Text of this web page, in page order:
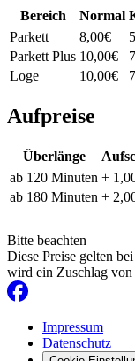
Bereich Normal
Parkett
8,00€
Parkett Plus 10,00€
Loge
10,00€
Aufpreise
Überlänge
ab 120 Minuten +
ab 180 Minuten +
Bitte beachten
Diese Preise gelten
wird ein Zuschlag von
Impressum
Datenschutz